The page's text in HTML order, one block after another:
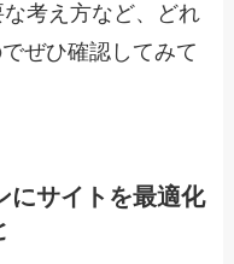
考え方など、どれ
ぜひ確認してみて
にサイトを最適化